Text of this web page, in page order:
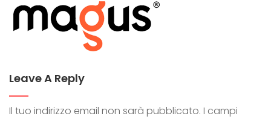
Leave A Reply
Il tuo indirizzo email non sarà pubblicato. I campi